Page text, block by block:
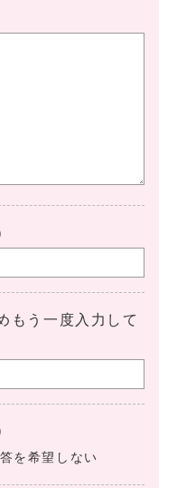
もう一度入力して
答を希望しない